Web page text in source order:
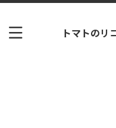
トマトのリ